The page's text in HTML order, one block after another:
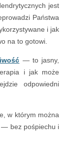
jest
Państwa
i jak
na to gotowi.
— to jasny,
i jak może
odpowiedni
w którym można
— bez pośpiechu i